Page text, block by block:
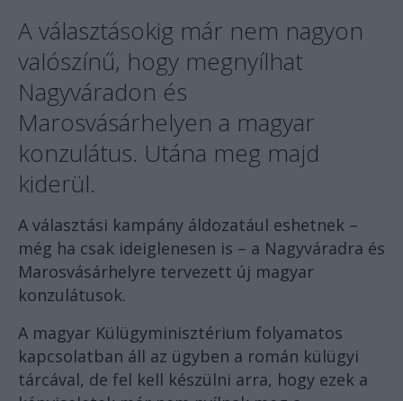
A választásokig már nem nagyon
valószínű, hogy megnyílhat
Nagyváradon és
Marosvásárhelyen a magyar
konzulátus. Utána meg majd
kiderül.
A választási kampány áldozatául eshetnek –
még ha csak ideiglenesen is – a Nagyváradra és
Marosvásárhelyre tervezett új magyar
konzulátusok.
A magyar Külügyminisztérium folyamatos
kapcsolatban áll az ügyben a román külügyi
tárcával, de fel kell készülni arra, hogy ezek a